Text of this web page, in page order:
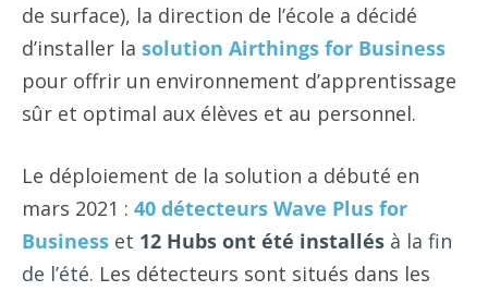
de surface), la direction de l’école a décidé
d’installer la solution Airthings for Business
pour offrir un environnement d’apprentissage
sûr et optimal aux élèves et au personnel.
Le déploiement de la solution a débuté en
mars 2021 : 40 détecteurs Wave Plus for
Business et 12 Hubs ont été installés à la fin
de l’été. Les détecteurs sont situés dans les